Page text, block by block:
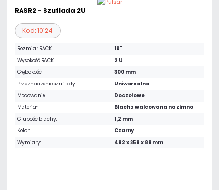
RASR2 - Szuflada 2U
Kod: 10124
Rozmiar RACK:
19"
Wysokość RACK:
2 U
Głębokość:
300 mm
Przeznaczenie szuflady:
Uniwersalna
Mocowanie:
Doczołowe
Materiał:
Blacha walcowana na zimno
Grubość blachy:
1,2 mm
Kolor:
Czarny
Wymiary:
482 x 358 x 88 mm